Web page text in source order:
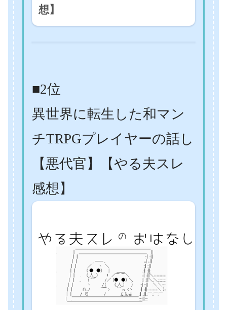
想】
■2位
異世界に転生した和マン
チTRPGプレイヤーの話し
【悪代官】【やる夫スレ
感想】